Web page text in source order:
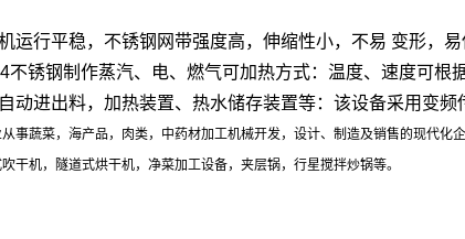
行平稳，不锈钢网带强度高，伸缩性小，不易 变形，
锈钢制作蒸汽、电、燃气可加热方式：温度、速度可
进出料，加热装置、热水储存装置等：该设备采用变频
蔬菜，海产品，肉类，中药材加工机械开发，设计、制造及销售的现代化
机，隧道式烘干机，净菜加工设备，夹层锅，行星搅拌炒锅等。